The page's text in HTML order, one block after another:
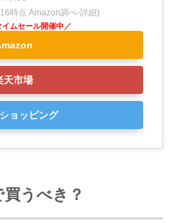
時点 Amazon調べ-詳細)
天市場
ョッピング
うべき？